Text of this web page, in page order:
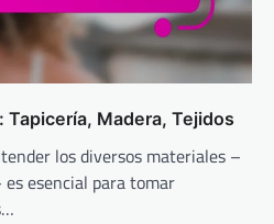
Madera, Tejidos
los diversos materiales –
esencial para tomar